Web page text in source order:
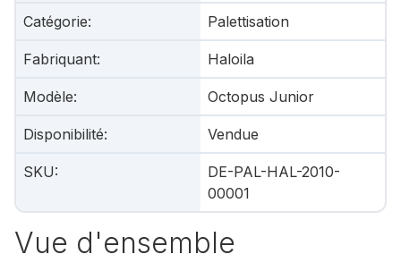
Catégorie: Palettisation
Fabriquant: Haloila
Modèle: Octopus Junior
Disponibilité: Vendue
SKU:
DE-PAL-HAL-2010-
00001
Vue d'ensemble